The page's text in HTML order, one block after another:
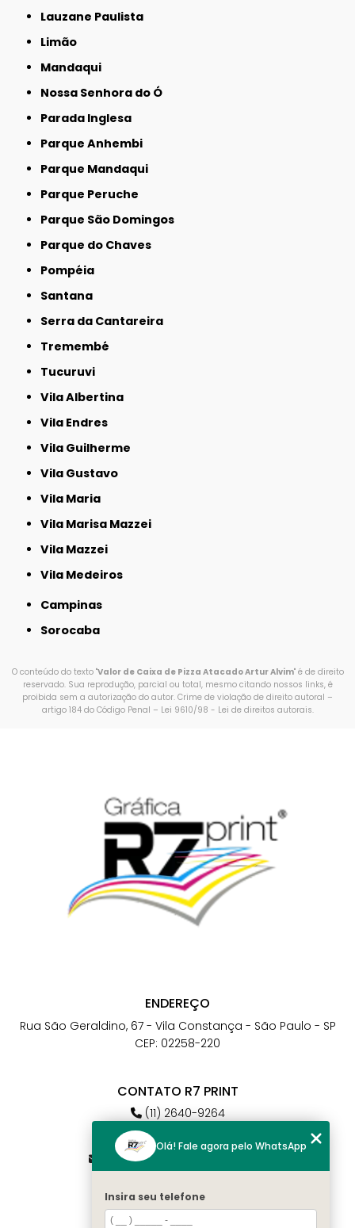
Lauzane Paulista
Limão
Mandaqui
Nossa Senhora do Ó
Parada Inglesa
Parque Anhembi
Parque Mandaqui
Parque Peruche
Parque São Domingos
Parque do Chaves
Pompéia
Santana
Serra da Cantareira
Tremembé
Tucuruvi
Vila Albertina
Vila Endres
Vila Guilherme
Vila Gustavo
Vila Maria
Vila Marisa Mazzei
Vila Mazzei
Vila Medeiros
Campinas
Sorocaba
O conteúdo do texto "Valor de Caixa de Pizza Atacado Artur Alvim" é de direito
reservado. Sua reprodução, parcial ou total, mesmo citando nossos links, é
proibida sem a autorização do autor. Crime de violação de direito autoral –
artigo 184 do Código Penal – Lei 9610/98 - Lei de direitos autorais.
ENDEREÇO
Rua São Geraldino, 67 - Vila Constança - São Paulo - SP
CEP: 02258-220
CONTATO R7 PRINT
(11) 2640-9264
(11) 98784-6664
atendimento@r7print.com.br
MENU
Olá! Fale agora pelo WhatsApp
Insira seu telefone